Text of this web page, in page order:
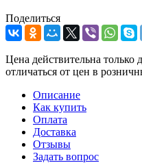
Поделиться
Цена действительна только
отличаться от цен в
Описание
Как купить
Оплата
Доставка
Отзывы
Задать вопрос